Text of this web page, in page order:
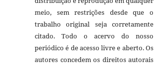
meio, sem restrições desde que o
trabalho original seja corretamente
citado. Todo o acervo do nosso
periódico é de acesso livre e aberto. Os
autores concedem os direitos autorais